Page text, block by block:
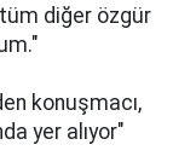
diğer özgür
konuşmacı,
yer alıyor"